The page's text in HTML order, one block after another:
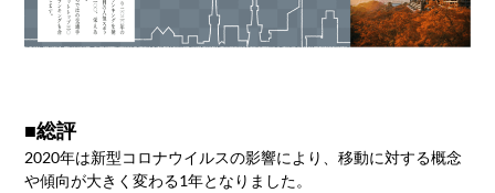
■総評
2020年は新型コロナウイルスの影響により、移動に対する概念
や傾向が大きく変わる1年となりました。